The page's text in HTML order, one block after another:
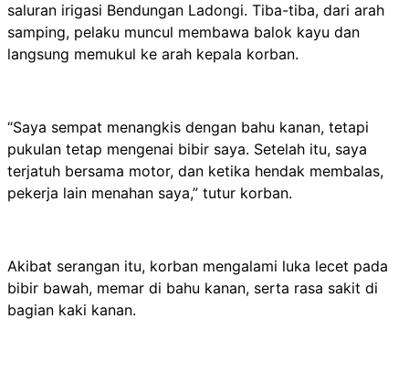
saluran irigasi Bendungan Ladongi. Tiba-tiba, dari arah
samping, pelaku muncul membawa balok kayu dan
langsung memukul ke arah kepala korban.
“Saya sempat menangkis dengan bahu kanan, tetapi
pukulan tetap mengenai bibir saya. Setelah itu, saya
terjatuh bersama motor, dan ketika hendak membalas,
pekerja lain menahan saya,” tutur korban.
Akibat serangan itu, korban mengalami luka lecet pada
bibir bawah, memar di bahu kanan, serta rasa sakit di
bagian kaki kanan.